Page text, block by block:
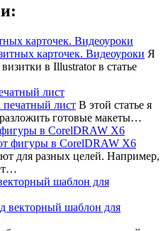
карточек. Видеоуроки
Я
в Illustrator в статье
лист
В этой статье я
готовые макеты…
в CorelDRAW X6
для разных целей. Например,
шаблон для